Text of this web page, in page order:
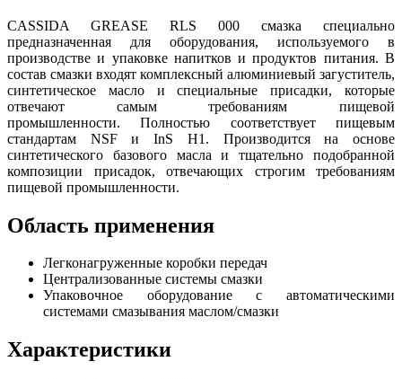
CASSIDA GREASE RLS 000 смазка специально
предназначенная для оборудования, используемого в
производстве и упаковке напитков и продуктов питания. В
состав смазки входят комплексный алюминиевый загуститель,
синтетическое масло и специальные присадки, которые
отвечают самым требованиям пищевой
промышленности. Полностью соответствует пищевым
стандартам NSF и InS H1. Производится на основе
синтетического базового масла и тщательно подобранной
композиции присадок, отвечающих строгим требованиям
пищевой промышленности.
Область применения
Легконагруженные коробки передач
Централизованные системы смазки
Упаковочное оборудование с автоматическими
системами смазывания маслом/смазки
Характеристики